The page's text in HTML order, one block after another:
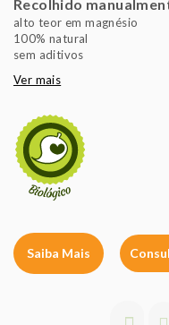
Recolhido
alto teor em magnésio
100% natural
sem aditivos
Ver mais
Saiba Mais